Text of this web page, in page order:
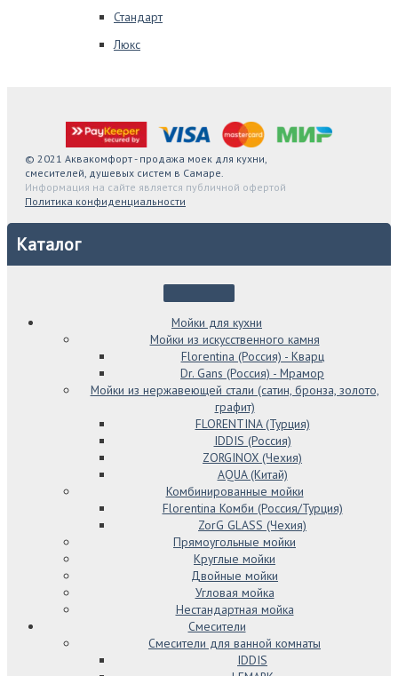
Стандарт
Люкс
© 2021 Аквакомфорт - продажа моек для кухни,
смесителей, душевых систем в Самаре.
Информация на сайте является публичной офертой
Политика конфиденциальности
Каталог
Мойки для кухни
Мойки из искусственного камня
Florentina (Россия) - Кварц
Dr. Gans (Россия) - Мрамор
Мойки из нержавеющей стали (сатин, бронза, золото,
графит)
FLORENTINA (Турция)
IDDIS (Россия)
ZORGINOX (Чехия)
AQUA (Китай)
Комбинированные мойки
Florentina Комби (Россия/Турция)
ZorG GLASS (Чехия)
Прямоугольные мойки
Круглые мойки
Двойные мойки
Угловая мойка
Нестандартная мойка
Смесители
Смесители для ванной комнаты
IDDIS